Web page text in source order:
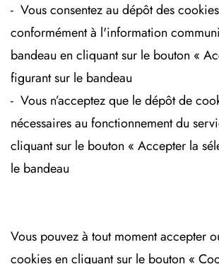
- Vous consentez au dépôt des cookies
conformément à l'information
bandeau en cliquant sur le bouton «
figurant sur le bandeau
- Vous n’acceptez que le dépôt de
nécessaires au fonctionnement du
cliquant sur le bouton « Accepter la
le bandeau
Vous pouvez à tout moment accepter
cookies en cliquant sur le bouton «